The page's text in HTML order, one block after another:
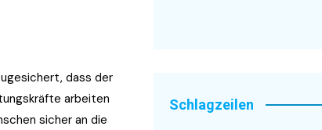
dass der
arbeiten
sicher an die
Schlagzeilen